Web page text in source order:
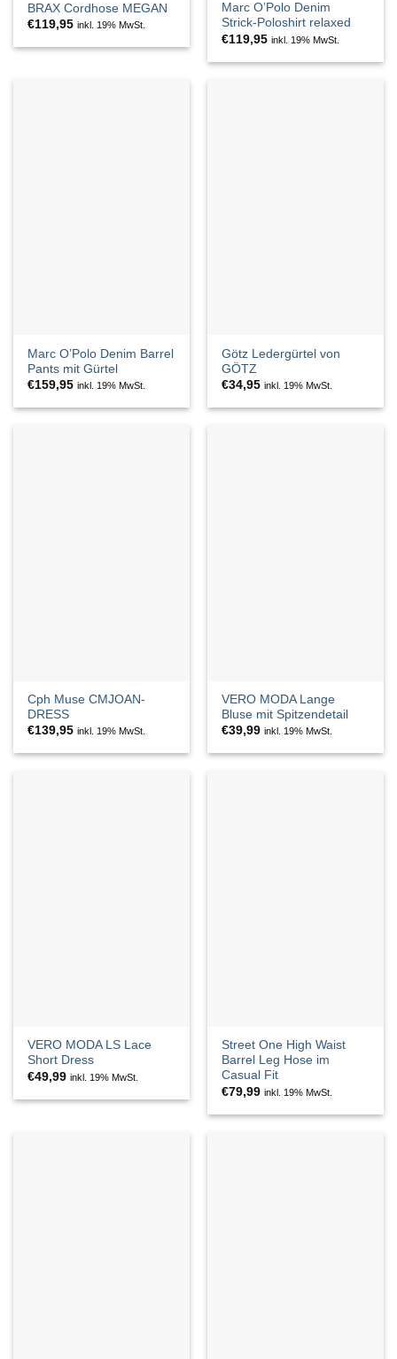
BRAX Cordhose MEGAN
€119,95 inkl. 19% MwSt.
Marc O’Polo Denim
Strick-Poloshirt relaxed
€119,95 inkl. 19% MwSt.
Marc O’Polo Denim Barrel
Pants mit Gürtel
€159,95 inkl. 19% MwSt.
Götz Ledergürtel von
GÖTZ
€34,95 inkl. 19% MwSt.
Cph Muse CMJOAN-
DRESS
€139,95 inkl. 19% MwSt.
VERO MODA Lange
Bluse mit Spitzendetail
€39,99 inkl. 19% MwSt.
VERO MODA LS Lace
Short Dress
€49,99 inkl. 19% MwSt.
Street One High Waist
Barrel Leg Hose im
Casual Fit
€79,99 inkl. 19% MwSt.